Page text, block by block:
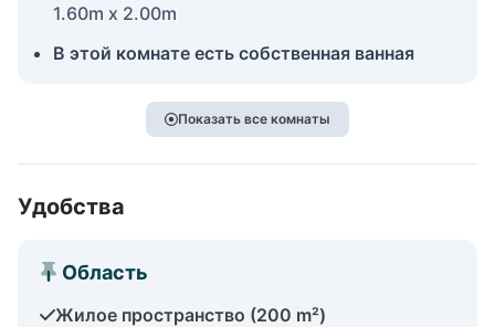
1.60m x 2.00m
В этой комнате есть собственная ванная
Показать все комнаты
Удобства
Область
Жилое пространство (200 m²)